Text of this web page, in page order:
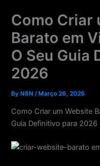
content
Como Criar
Barato em
O Seu Guia
2026
ByN8N/Março 26, 2026
Como Criar um Website
Guia Definitivo para 2026